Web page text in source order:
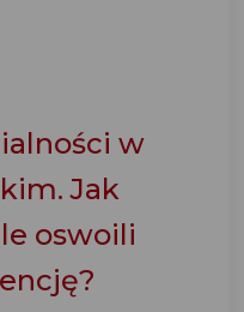
w
Jak
oswoili